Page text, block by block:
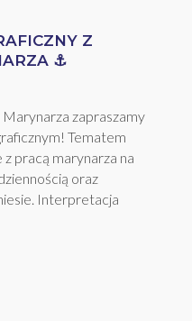
Z
⚓
Marynarza zapraszamy
Tematem
z pracą marynarza na
oraz
Interpretacja